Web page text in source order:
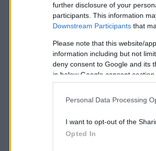
further disclosure of your
participants. This information
Downstream Participants that
Please note that this website/
information including but not
deny consent to Google and its
in below Google consent section.
Personal Data Processing
I want to opt-out of the
Opted In